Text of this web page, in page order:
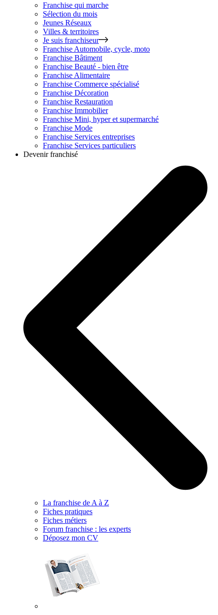
Franchise qui marche
Sélection du mois
Jeunes Réseaux
Villes & territoires
Je suis franchiseur
Franchise Automobile, cycle, moto
Franchise Bâtiment
Franchise Beauté - bien être
Franchise Alimentaire
Franchise Commerce spécialisé
Franchise Décoration
Franchise Restauration
Franchise Immobilier
Franchise Mini, hyper et supermarché
Franchise Mode
Franchise Services entreprises
Franchise Services particuliers
Devenir franchisé
La franchise de A à Z
Fiches pratiques
Fiches métiers
Forum franchise : les experts
Déposez mon CV